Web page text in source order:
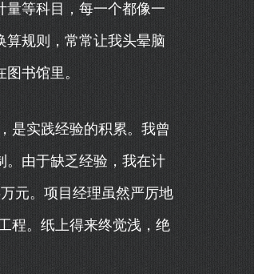
量等科目，每一个都像一
算规则，常常让我头晕脑
书馆里。
是实践经验的积累。我曾
。由于缺乏经验，我在计
元。项目经理虽然严厉地
程。纸上得来终觉浅，绝